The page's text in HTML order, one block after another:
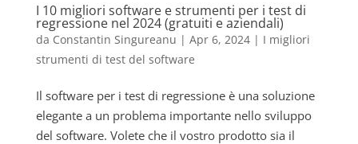
I 10 migliori software e strumenti per i test di
regressione nel 2024 (gratuiti e aziendali)
da Constantin Singureanu | Apr 6, 2024| I migliori
strumenti di test del software
Il software per i test di regressione è una soluzione
elegante a un problema importante nello sviluppo
del software. Volete che il vostro prodotto sia il